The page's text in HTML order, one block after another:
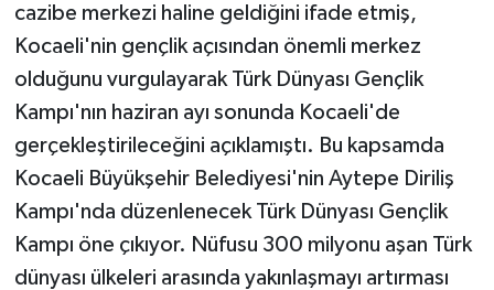
cazibe merkezi haline geldiğini ifade etmiş,
Kocaeli'nin gençlik açısından önemli merkez
olduğunu vurgulayarak Türk Dünyası Gençlik
Kampı'nın haziran ayı sonunda Kocaeli'de
gerçekleştirileceğini açıklamıştı. Bu kapsamda
Kocaeli Büyükşehir Belediyesi'nin Aytepe Diriliş
Kampı'nda düzenlenecek Türk Dünyası Gençlik
Kampı öne çıkıyor. Nüfusu 300 milyonu aşan Türk
dünyası ülkeleri arasında yakınlaşmayı artırması
Güvenlik
İNSAN
İş Dünyası
Jandarma